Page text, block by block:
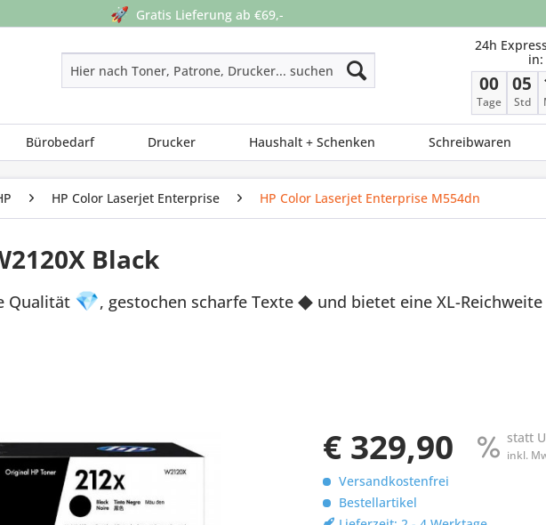
🚀 Gratis Lieferung ab €69,-
24h
in:
00
Tage
05
Std
Bürobedarf Drucker Haushalt + Schenken Schreibwaren
HP Color Laserjet Enterprise HP Color Laserjet Enterprise M554dn
Black
Qualität 💎, gestochen scharfe Texte ◆ und bietet eine XL-Reichweite
€ 329,90 statt
inkl.
Versandkostenfrei
Bestellartikel